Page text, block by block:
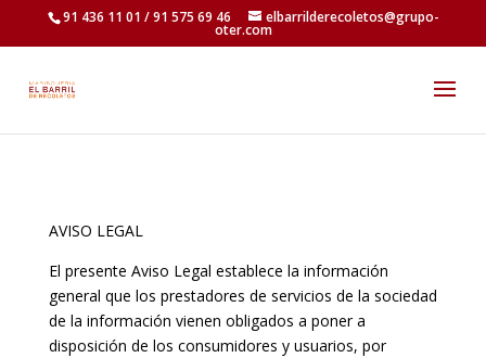
91 436 11 01 / 91 575 69 46 elbarrilderecoletos@grupo-
oter.com
AVISO LEGAL
El presente Aviso Legal establece la información
general que los prestadores de servicios de la sociedad
de la información vienen obligados a poner a
disposición de los consumidores y usuarios, por